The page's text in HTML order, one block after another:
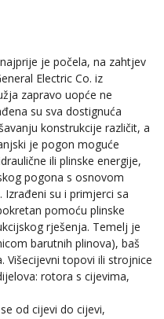
je počela, na zahtjev
Electric Co. iz
zapravo uopće ne
su sva dostignuća
konstrukcije različit, a
je pogon moguće
ili plinske energije,
pogona s osnovom
su i primjerci sa
pomoću plinske
rješenja. Temelj je
barutnih plinova), baš
Višecijevni topovi ili strojnice
rotora s cijevima,
od cijevi do cijevi,